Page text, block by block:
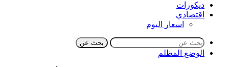
ديكورات
اقتصادي
اسعار اليوم
بحث عن
الوضع المظلم